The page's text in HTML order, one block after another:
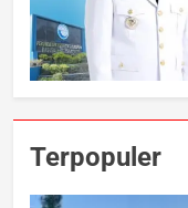
Terpopuler